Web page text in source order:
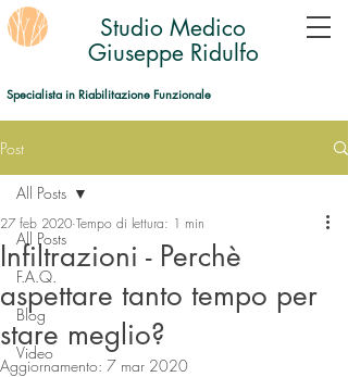
Specialista in Riabilitazione Funzionale
Studio Medico
Giuseppe Ridulfo
Post
All Posts
F.A.Q.
Blog
Video
All Posts
Infiltrazioni - Perchè
aspettare tanto tempo per
stare meglio?
27 feb 2020 Tempo di lettura: 1 min
Aggiornamento: 7 mar 2020